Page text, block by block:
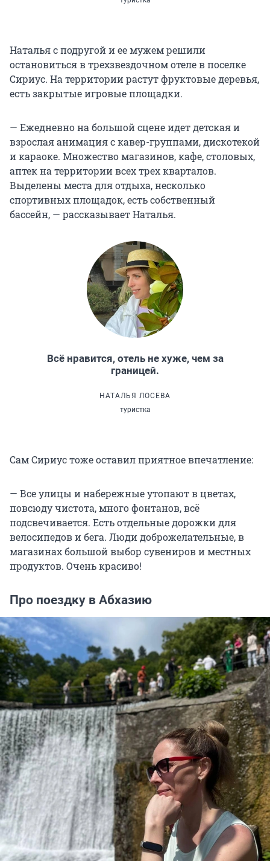
Наталья с подругой и ее мужем решили
остановиться в трехзвездочном отеле в поселке
Сириус. На территории растут фруктовые деревья,
есть закрытые игровые площадки.
— Ежедневно на большой сцене идет детская и
взрослая анимация с кавер-группами, дискотекой
и караоке. Множество магазинов, кафе, столовых,
аптек на территории всех трех кварталов.
Выделены места для отдыха, несколько
спортивных площадок, есть собственный
бассейн, — рассказывает Наталья.
Всё нравится, отель не хуже, чем за
границей.
НАТАЛЬЯ ЛОСЕВА
туристка
Сам Сириус тоже оставил приятное впечатление:
— Все улицы и набережные утопают в цветах,
повсюду чистота, много фонтанов, всё
подсвечивается. Есть отдельные дорожки для
велосипедов и бега. Люди доброжелательные, в
магазинах большой выбор сувениров и местных
продуктов. Очень красиво!
Про поездку в Абхазию